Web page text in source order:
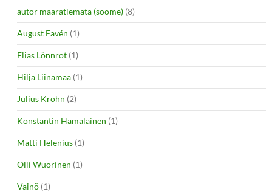
autor määratlemata (soome) (8)
August Favén (1)
Elias Lönnrot (1)
Hilja Liinamaa (1)
Julius Krohn (2)
Konstantin Hämäläinen (1)
Matti Helenius (1)
Olli Wuorinen (1)
Vainö (1)